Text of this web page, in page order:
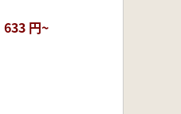
633 円~